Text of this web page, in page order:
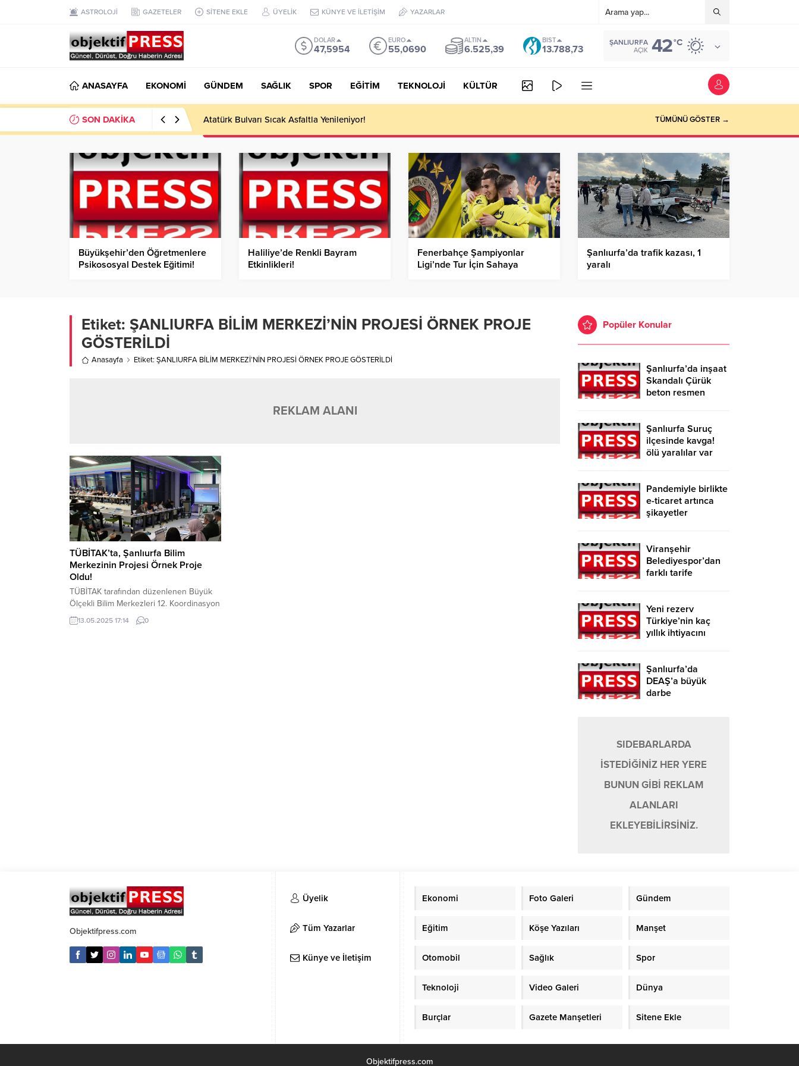
ASTROLOJİ GAZETELER SİTENE EKLE ÜYELİK KÜNYE VE İLETİŞİM YAZARLAR
DOLAR
47,5954
EURO
55,0690
ALTIN
6.525,39
BIST
13.788,73
ŞANLIURFA
AÇIK 42°C
ANASAYFA EKONOMİ GÜNDEM SAĞLIK SPOR EĞİTİM TEKNOLOJİ KÜLTÜR
SON DAKİKA Atatürk Bulvarı Sıcak Asfaltla Yenileniyor! TÜMÜNÜ GÖSTER →
Büyükşehir’den Öğretmenlere
Psikososyal Destek Eğitimi!
Haliliye’de Renkli Bayram
Etkinlikleri!
Fenerbahçe Şampiyonlar
Ligi’nde Tur İçin Sahaya
Şanlıurfa’da trafik kazası, 1
yaralı
Etiket: ŞANLIURFA BİLİM MERKEZİ’NİN PROJESİ ÖRNEK PROJE
GÖSTERİLDİ
Anasayfa Etiket: ŞANLIURFA BİLİM MERKEZİ’NİN PROJESİ ÖRNEK PROJE GÖSTERİLDİ
REKLAM ALANI
TÜBİTAK’ta, Şanlıurfa Bilim
Merkezinin Projesi Örnek Proje
Oldu!
TÜBİTAK tarafından düzenlenen Büyük
Ölçekli Bilim Merkezleri 12. Koordinasyon
toplantısı ŞanlıurfaBüyükşehir Belediyesi
Gençlik ve Spor Hizmetleri Daire
13.05.2025 17:14 0
Popüler Konular
Şanlıurfa’da inşaat
Skandalı Çürük
beton resmen
Şanlıurfa Suruç
ilçesinde kavga!
ölü yaralılar var
Pandemiyle birlikte
e-ticaret artınca
şikayetler
Viranşehir
Belediyespor’dan
farklı tarife
Yeni rezerv
Türkiye’nin kaç
yıllık ihtiyacını
Şanlıurfa’da
DEAŞ’a büyük
darbe
SIDEBARLARDA
İSTEDİĞİNİZ HER YERE
BUNUN GİBİ REKLAM
ALANLARI
EKLEYEBİLİRSİNİZ.
Objektifpress.com
Üyelik
Tüm Yazarlar
Künye ve İletişim
Ekonomi Foto Galeri Gündem
Eğitim Köşe Yazıları Manşet
Otomobil Sağlık Spor
Teknoloji Video Galeri Dünya
Burçlar Gazete Manşetleri Sitene Ekle
Objektifpress.com